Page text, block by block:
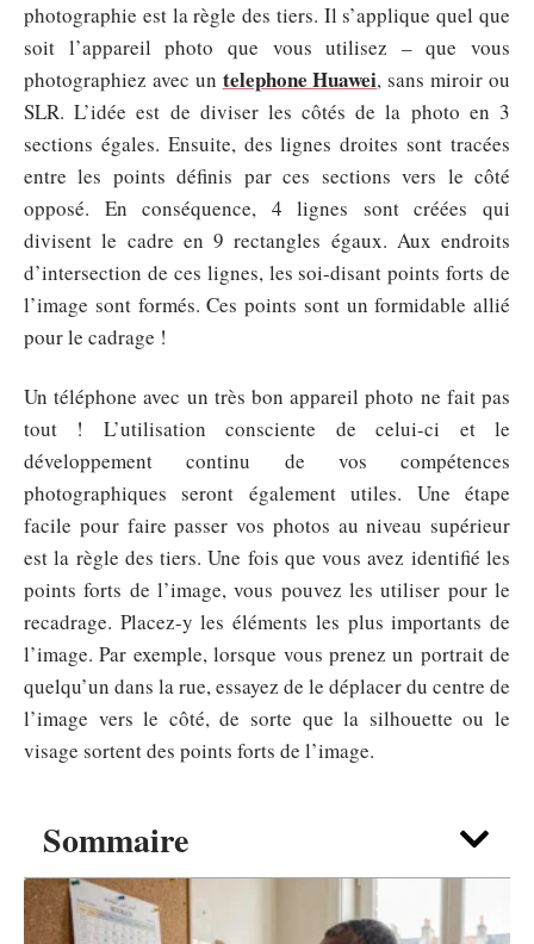
Sommaire
photographie est la règle des tiers. Il s’applique quel que
soit l’appareil photo que vous utilisez – que vous
photographiez avec un telephone Huawei, sans miroir ou
SLR. L’idée est de diviser les côtés de la photo en 3
sections égales. Ensuite, des lignes droites sont tracées
entre les points définis par ces sections vers le côté
opposé. En conséquence, 4 lignes sont créées qui
divisent le cadre en 9 rectangles égaux. Aux endroits
d’intersection de ces lignes, les soi-disant points forts de
l’image sont formés. Ces points sont un formidable allié
pour le cadrage !
Un téléphone avec un très bon appareil photo ne fait pas
tout ! L’utilisation consciente de celui-ci et le
développement continu de vos compétences
photographiques seront également utiles. Une étape
facile pour faire passer vos photos au niveau supérieur
est la règle des tiers. Une fois que vous avez identifié les
points forts de l’image, vous pouvez les utiliser pour le
recadrage. Placez-y les éléments les plus importants de
l’image. Par exemple, lorsque vous prenez un portrait de
quelqu’un dans la rue, essayez de le déplacer du centre de
l’image vers le côté, de sorte que la silhouette ou le
visage sortent des points forts de l’image.